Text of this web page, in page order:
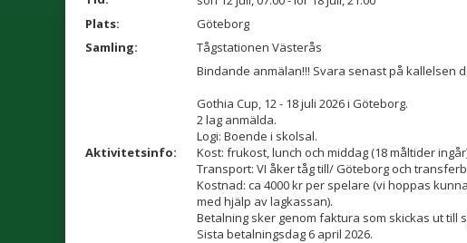
Plats:
Göteborg
Samling:
Tågstationen Västerås
Aktivitetsinfo:
Bindande anmälan!!! Svara senast på kallelsen
Gothia Cup, 12 - 18 juli 2026 i Göteborg.
2 lag anmälda.
Logi: Boende i skolsal.
Kost: frukost, lunch och middag (18 måltider
Transport: VI åker tåg till/ Göteborg och
Kostnad: ca 4000 kr per spelare (vi hoppas
med hjälp av lagkassan).
Betalning sker genom faktura som skickas ut till
Sista betalningsdag 6 april 2026.